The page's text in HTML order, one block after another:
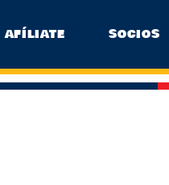
AFÍLIATE SOCIOS